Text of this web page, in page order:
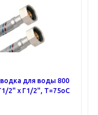
для воды 800
2" х Г1/2", Т=75оС